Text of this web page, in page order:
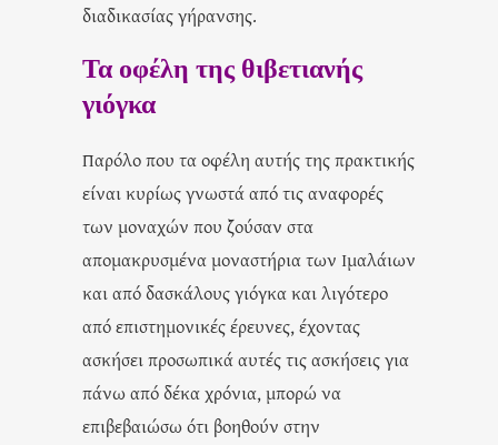
διαδικασίας γήρανσης.
Τα οφέλη της θιβετιανής
γιόγκα
Παρόλο που τα οφέλη αυτής της πρακτικής
είναι κυρίως γνωστά από τις αναφορές
των μοναχών που ζούσαν στα
απομακρυσμένα μοναστήρια των Ιμαλάιων
και από δασκάλους γιόγκα και λιγότερο
από επιστημονικές έρευνες, έχοντας
ασκήσει προσωπικά αυτές τις ασκήσεις για
πάνω από δέκα χρόνια, μπορώ να
επιβεβαιώσω ότι βοηθούν στην